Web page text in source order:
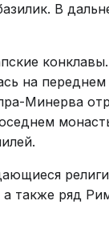
В
на
Минерва
также ряд